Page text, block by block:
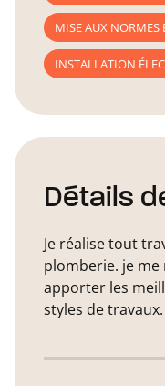
MISE AUX NORMES
INSTALLATION
Détails
Je réalise tout
plomberie. je
apporter les
styles de travaux.